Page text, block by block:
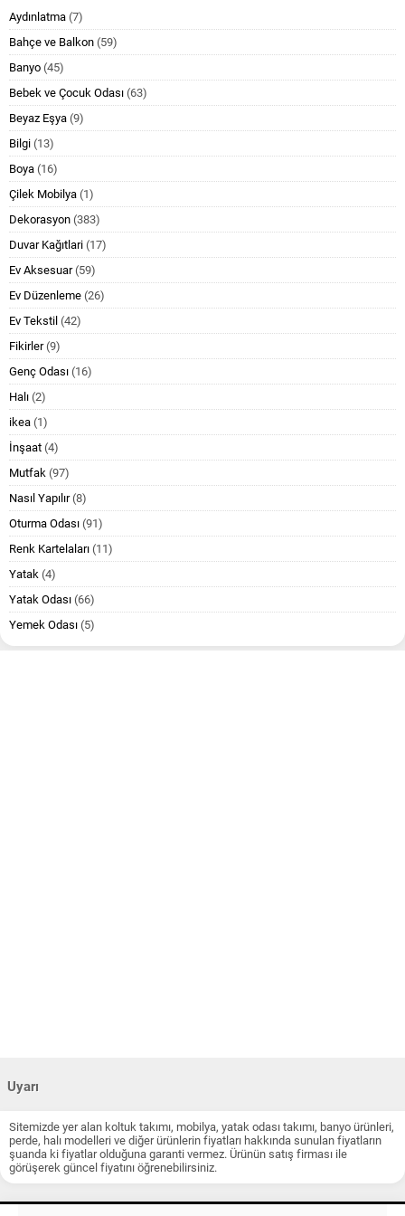
Aydınlatma (7)
Bahçe ve Balkon (59)
Banyo (45)
Bebek ve Çocuk Odası (63)
Beyaz Eşya (9)
Bilgi (13)
Boya (16)
Çilek Mobilya (1)
Dekorasyon (383)
Duvar Kağıtlari (17)
Ev Aksesuar(59)
Ev Düzenleme (26)
Ev Tekstil (42)
Fikirler(9)
Genç Odası (16)
Halı (2)
ikea (1)
İnşaat (4)
Mutfak (97)
Nasıl Yapılır(8)
Oturma Odası (91)
Renk Kartelaları (11)
Yatak (4)
Yatak Odası (66)
Yemek Odası (5)
Uyarı
Sitemizde yer alan koltuk takımı, mobilya, yatak odası takımı, banyo ürünleri,
perde, halı modelleri ve diğer ürünlerin fiyatları hakkında sunulan fiyatların
şuanda ki fiyatlar olduğuna garanti vermez. Ürünün satış firması ile
görüşerek güncel fiyatını öğrenebilirsiniz.